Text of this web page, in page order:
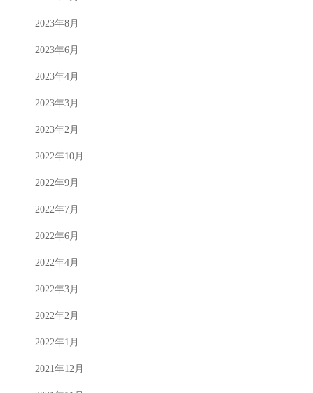
2023年8月
2023年6月
2023年4月
2023年3月
2023年2月
2022年10月
2022年9月
2022年7月
2022年6月
2022年4月
2022年3月
2022年2月
2022年1月
2021年12月